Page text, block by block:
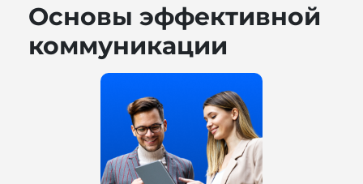
Основы эффективной
коммуникации